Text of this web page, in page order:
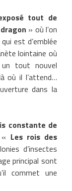
tout de
» où l’on
est d’emblée
lointaine où
tout nouvel
où il l’attend…
dans la
constante de
Les rois des
d’insectes
principal sont
commet une